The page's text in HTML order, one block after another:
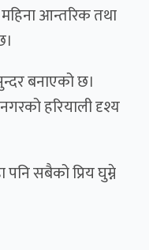
महिना आन्तरिक तथा
बनाएको छ।
हरियाली दृश्य
सबैको प्रिय घुम्ने